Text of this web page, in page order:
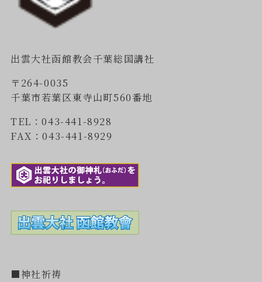
出雲大社函館教会千葉総国講社
〒264-0035
千葉市若葉区東寺山町560番地
TEL：043-441-8928
FAX：043-441-8929
■神社祈祷